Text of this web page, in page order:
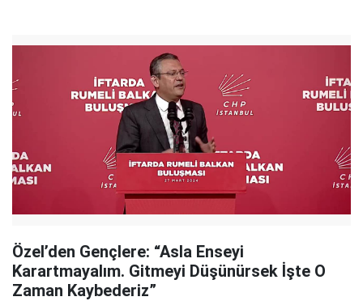
Özel’den Gençlere: “Asla Enseyi
Karartmayalım. Gitmeyi Düşünürsek İşte O
Zaman Kaybederiz”